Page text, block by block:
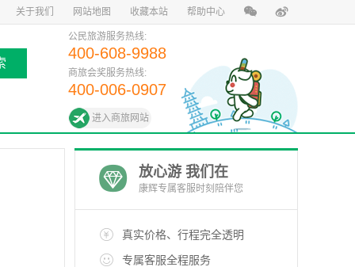
关于我们 网站地图 收藏本站 帮助中心
公民旅游服务热线:
400-608-9988
商旅会奖服务热线:
400-006-0907
进入商旅网站
放心游 我们在
康辉专属客服时刻陪伴您
真实价格、行程完全透明
专属客服全程服务